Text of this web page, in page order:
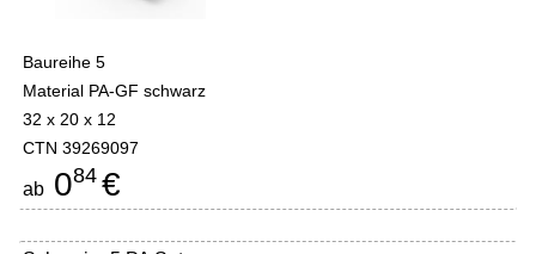
Baureihe 5
Material PA-GF schwarz
32 x 20 x 12
CTN 39269097
ab 084 €